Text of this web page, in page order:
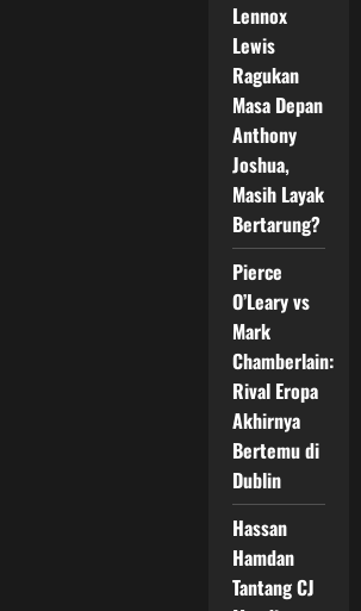
Lennox
Lewis
Ragukan
Masa Depan
Anthony
Joshua,
Masih Layak
Bertarung?
Pierce
O’Leary vs
Mark
Chamberlain:
Rival Eropa
Akhirnya
Bertemu di
Dublin
Hassan
Hamdan
Tantang CJ